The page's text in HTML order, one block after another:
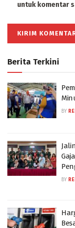
untuk komentar
Berita Terkini
BY
BY